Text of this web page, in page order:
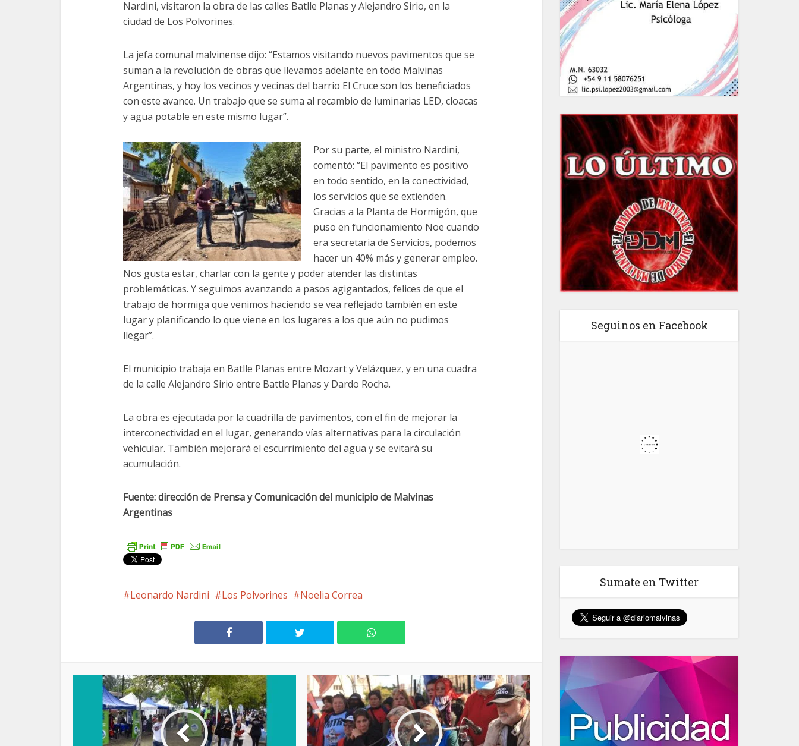
Nardini, visitaron la obra de las calles Batlle Planas y Alejandro Sirio, en la
ciudad de Los Polvorines.
La jefa comunal malvinense dijo: “Estamos visitando nuevos pavimentos que se
suman a la revolución de obras que llevamos adelante en todo Malvinas
Argentinas, y hoy los vecinos y vecinas del barrio El Cruce son los beneficiados
con este avance. Un trabajo que se suma al recambio de luminarias LED, cloacas
y agua potable en este mismo lugar”.
Por su parte, el ministro Nardini,
comentó: “El pavimento es positivo
en todo sentido, en la conectividad,
los servicios que se extienden.
Gracias a la Planta de Hormigón, que
puso en funcionamiento Noe cuando
era secretaria de Servicios, podemos
hacer un 40% más y generar empleo.
Nos gusta estar, charlar con la gente y poder atender las distintas
problemáticas. Y seguimos avanzando a pasos agigantados, felices de que el
trabajo de hormiga que venimos haciendo se vea reflejado también en este
lugar y planificando lo que viene en los lugares a los que aún no pudimos
llegar”.
El municipio trabaja en Batlle Planas entre Mozart y Velázquez, y en una cuadra
de la calle Alejandro Sirio entre Battle Planas y Dardo Rocha.
La obra es ejecutada por la cuadrilla de pavimentos, con el fin de mejorar la
interconectividad en el lugar, generando vías alternativas para la circulación
vehicular. También mejorará el escurrimiento del agua y se evitará su
acumulación.
Fuente: dirección de Prensa y Comunicación del municipio de Malvinas
Argentinas
Leonardo Nardini Los Polvorines Noelia Correa
Seguinos en Facebook
Sumate en Twitter